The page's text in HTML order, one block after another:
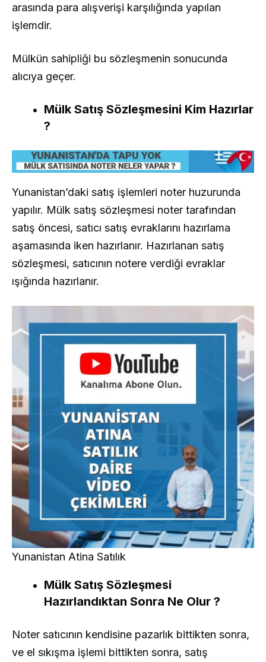
arasında para alışverişi karşılığında yapılan
işlemdir.
Mülkün sahipliği bu sözleşmenin sonucunda
alıcıya geçer.
Mülk Satış Sözleşmesini Kim Hazırlar
?
Yunanistan’daki satış işlemleri noter huzurunda
yapılır. Mülk satış sözleşmesi noter tarafından
satış öncesi, satıcı satış evraklarını hazırlama
aşamasında iken hazırlanır. Hazırlanan satış
sözleşmesi, satıcının notere verdiği evraklar
ışığında hazırlanır.
Yunanistan Atina Satılık
Mülk Satış Sözleşmesi
Hazırlandıktan Sonra Ne Olur ?
Noter satıcının kendisine pazarlık bittikten sonra,
ve el sıkışma işlemi bittikten sonra, satış